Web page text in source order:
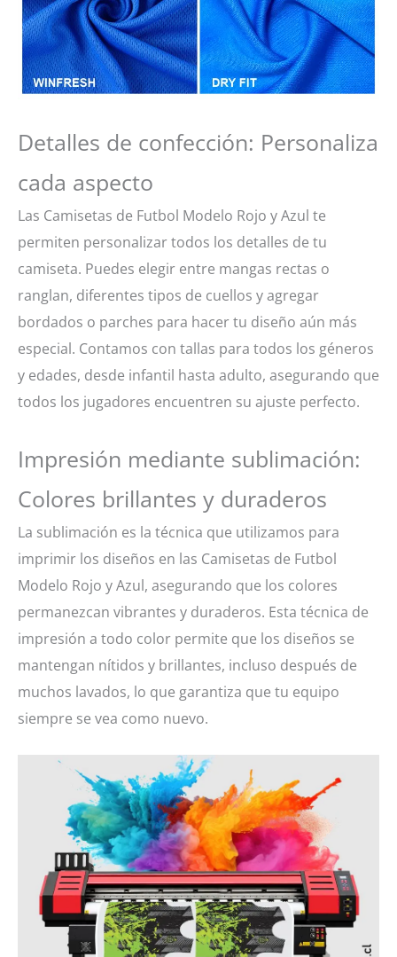
Detalles de confección: Personaliza
cada aspecto
Las Camisetas de Futbol Modelo Rojo y Azul te
permiten personalizar todos los detalles de tu
camiseta. Puedes elegir entre mangas rectas o
ranglan, diferentes tipos de cuellos y agregar
bordados o parches para hacer tu diseño aún más
especial. Contamos con tallas para todos los géneros
y edades, desde infantil hasta adulto, asegurando que
todos los jugadores encuentren su ajuste perfecto.
Impresión mediante sublimación:
Colores brillantes y duraderos
La sublimación es la técnica que utilizamos para
imprimir los diseños en las Camisetas de Futbol
Modelo Rojo y Azul, asegurando que los colores
permanezcan vibrantes y duraderos. Esta técnica de
impresión a todo color permite que los diseños se
mantengan nítidos y brillantes, incluso después de
muchos lavados, lo que garantiza que tu equipo
siempre se vea como nuevo.